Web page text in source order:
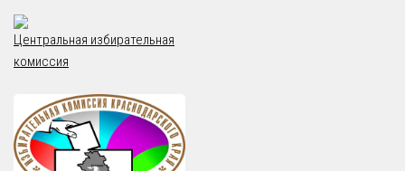
Центральная избирательная
комиссия